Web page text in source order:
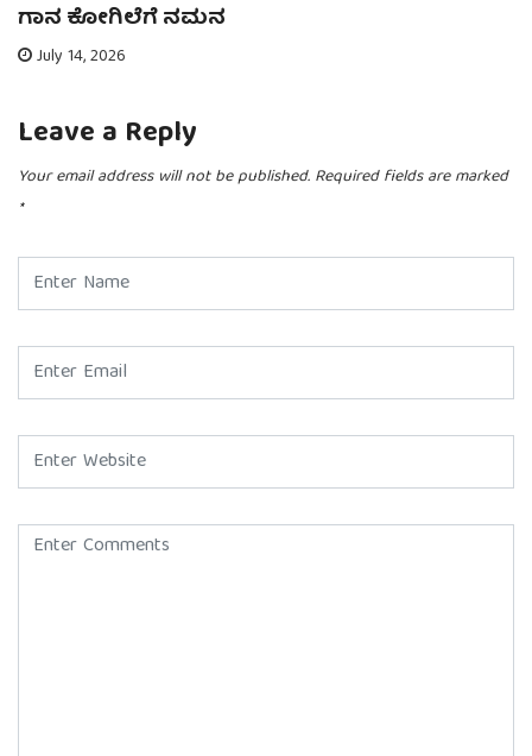
ಗಾನ ಕೋಗಿಲೆಗೆ ನಮನ
July 14, 2026
Leave a Reply
Your email address will not be published. Required fields are marked
*